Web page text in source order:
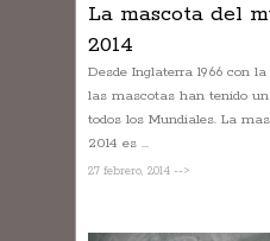
La mascota del
2014
Desde Inglaterra 1966 con
las mascotas han tenido
todos los Mundiales. La
2014 es ...
27 febrero, 2014 -->